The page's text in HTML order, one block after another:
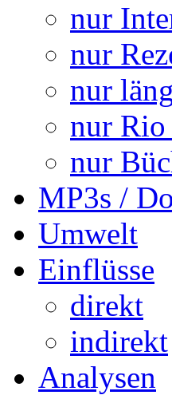
nur
nur
nur
nur
nur
MP3s /
Umwelt
Einflüsse
direkt
indirekt
Analysen